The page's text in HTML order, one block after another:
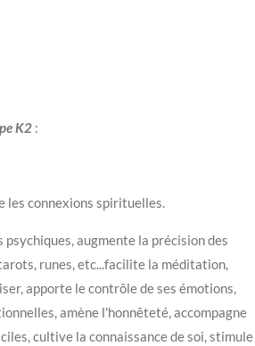
K2 :
les connexions spirituelles.
augmente la précision des
runes, etc...facilite la méditation,
apporte le contrôle de ses émotions,
amène l'honnêteté, accompagne
cultive la connaissance de soi, stimule